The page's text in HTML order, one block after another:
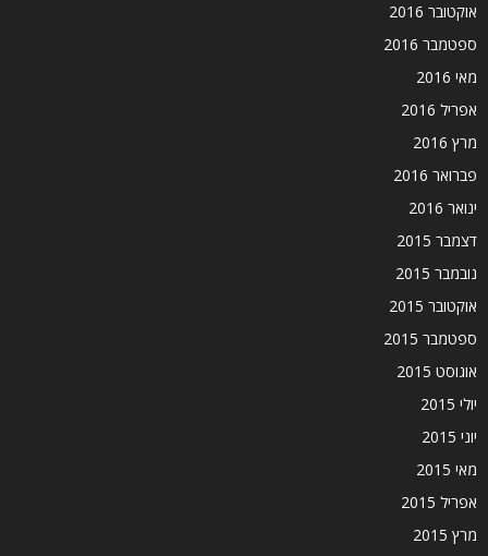
אוקטובר 2016
ספטמבר 2016
מאי 2016
אפריל 2016
מרץ 2016
פברואר 2016
ינואר 2016
דצמבר 2015
נובמבר 2015
אוקטובר 2015
ספטמבר 2015
אוגוסט 2015
יולי 2015
יוני 2015
מאי 2015
אפריל 2015
מרץ 2015